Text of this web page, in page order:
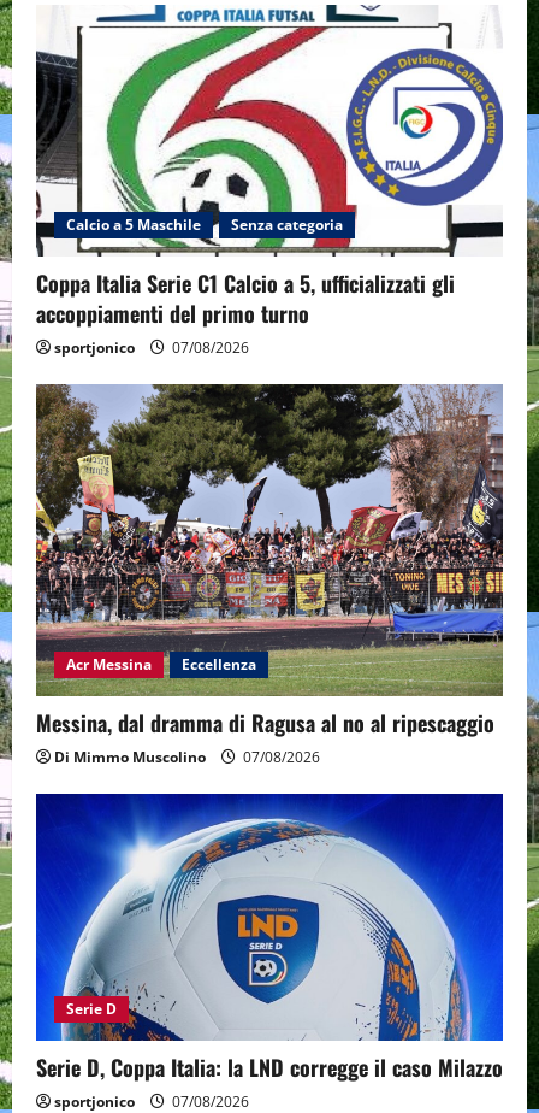
Calcio a 5 Maschile Senza categoria
Coppa Italia Serie C1 Calcio a 5, ufficializzati gli
accoppiamenti del primo turno
sportjonico 07/08/2026
Acr Messina Eccellenza
Messina, dal dramma di Ragusa al no al ripescaggio
Di Mimmo Muscolino 07/08/2026
Serie D
Serie D, Coppa Italia: la LND corregge il caso Milazzo
sportjonico 07/08/2026